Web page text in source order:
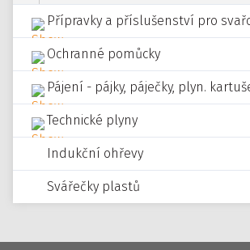
Přípravky a příslušenství pro
Ochranné pomůcky
Pájení - pájky, páječky, plyn.
Technické plyny
Indukční ohřevy
Svářečky plastů